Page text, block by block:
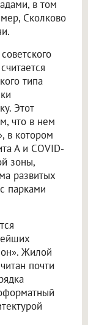
в том
Сколково
типа
Этот
что в нем
в котором
А и COVID-
зоны,
развитых
парками
Жилой
почти